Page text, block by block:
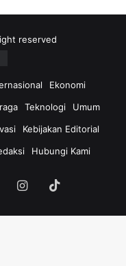
reserved
Ekonomi
Teknologi
Umum
Kebijakan Editorial
Hubungi Kami
YouTubeInstagram